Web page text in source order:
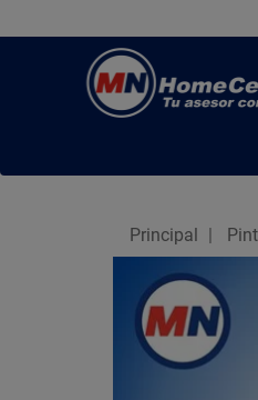
Center
Principal